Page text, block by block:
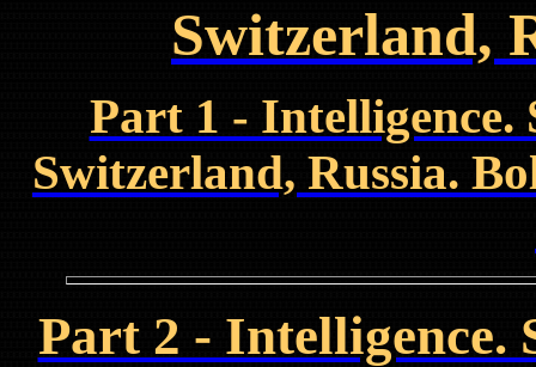
Switzerland,
Part 1 - Intelligence.
Switzerland, Russia.
Part 2 - Intelligence.